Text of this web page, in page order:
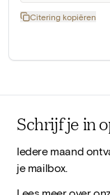
Citering kopiëren
Schrijf je in
Iedere maand
je mailbox.